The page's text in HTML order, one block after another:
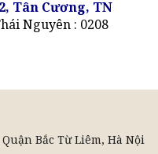
Tân Cương, TN
Nguyên : 0208
Bắc Từ Liêm, Hà Nội